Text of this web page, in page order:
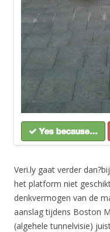
Veri.ly gaat verder
het platform niet
denkvermogen van de
aanslag tijdens Boston
(algehele tunnelvisie)